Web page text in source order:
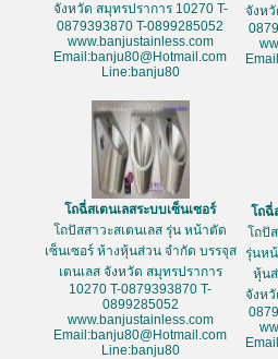
จังหวัด สมุทรปราการ 10270 T-
0879393870 T-0899285052
www.banjustainless.com
Email:banju80@Hotmail.com
Line:banju80
จังห
โถฉี่สเตนเลสระบบเซ็นเซอร์
โถปัสสาวะสเตนเลส รุ่น หน้าตัด
เซ็นเซอร์ ห้างหุ้นส่วน จำกัด บรรจุส
เตนเลส จังหวัด สมุทรปราการ
10270 T-0879393870 T-
0899285052
www.banjustainless.com
Email:banju80@Hotmail.com
Line:banju80
โถฉี่
โถปั
รุ่นห
หุ้น
จังห